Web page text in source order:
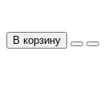
В корзину